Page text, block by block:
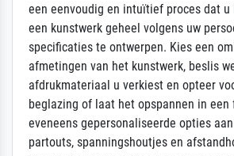
een eenvoudig en intuïtief proces dat
een kunstwerk geheel volgens uw
specificaties te ontwerpen. Kies een
afmetingen van het kunstwerk, beslis
afdrukmateriaal u verkiest en opteer
beglazing of laat het opspannen in een
eveneens gepersonaliseerde opties
partouts, spanningshoutjes en